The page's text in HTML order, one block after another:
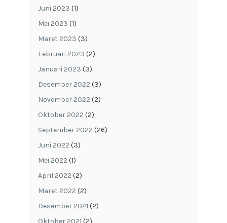
Juni 2023 (1)
Mei 2023 (1)
Maret 2023 (3)
Februari 2023 (2)
Januari 2023 (3)
Desember 2022 (3)
November 2022 (2)
Oktober 2022 (2)
September 2022 (26)
Juni 2022 (3)
Mei 2022 (1)
April 2022 (2)
Maret 2022 (2)
Desember 2021 (2)
Oktober 2021 (2)